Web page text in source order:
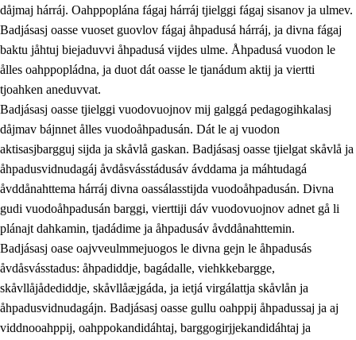
dåjmaj hárráj. Oahppoplána fágaj hárráj tjielggi fágaj sisanov ja ulmev.
Badjásasj oasse vuoset guovlov fágaj åhpadusá hárráj, ja divna fágaj
baktu jåhtuj biejaduvvi åhpadusá vijdes ulme. Åhpadusá vuodon le
ålles oahppopládna, ja duot dát oasse le tjanádum aktij ja viertti
tjoahken aneduvvat.
Badjásasj oasse tjielggi vuodovuojnov mij galggá pedagogihkalasj
dåjmav bájnnet ålles vuodoåhpadusán. Dát le aj vuodon
aktisasjbargguj sijda ja skåvlå gaskan. Badjásasj oasse tjielgat skåvlå ja
åhpadusvidnudagáj åvdåsvásstádusáv ávddama ja máhtudagá
åvddånahttema hárráj divna oassálasstijda vuodoåhpadusán. Divna
gudi vuodoåhpadusán barggi, vierttiji dáv vuodovuojnov adnet gå li
plánajt dahkamin, tjadádime ja åhpadusáv åvddånahttemin.
Badjásasj oase oajvveulmmejuogos le divna gejn le åhpadusás
åvdåsvásstadus: åhpadiddje, bagádalle, viehkkebargge,
skåvllåjådediddje, skåvllåæjgáda, ja ietjá virgálattja skåvlån ja
åhpadusvidnudagájn. Badjásasj oasse gullu oahppij åhpadussaj ja aj
viddnooahppij, oahppokandidáhtaj, barggogirjjekandidáhtaj ja